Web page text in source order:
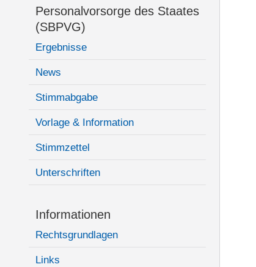
Personalvorsorge des Staates
(SBPVG)
Ergebnisse
News
Stimmabgabe
Vorlage & Information
Stimmzettel
Unterschriften
Informationen
Rechtsgrundlagen
Links